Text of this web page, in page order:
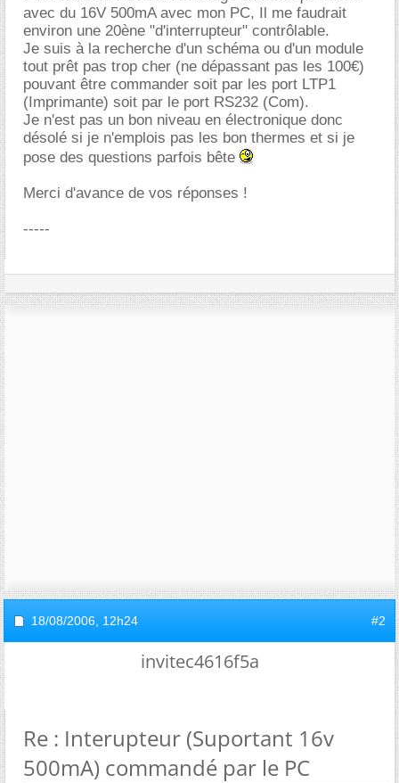
avec du 16V 500mA avec mon PC, Il me faudrait
environ une 20ène "d'interrupteur" contrôlable.
Je suis à la recherche d'un schéma ou d'un module
tout prêt pas trop cher (ne dépassant pas les 100€)
pouvant être commander soit par les port LTP1
(Imprimante) soit par le port RS232 (Com).
Je n'est pas un bon niveau en électronique donc
désolé si je n'emplois pas les bon thermes et si je
pose des questions parfois bête
Merci d'avance de vos réponses !
-----
18/08/2006, 12h24 #2
invitec4616f5a
Re : Interupteur (Suportant 16v
500mA) commandé par le PC